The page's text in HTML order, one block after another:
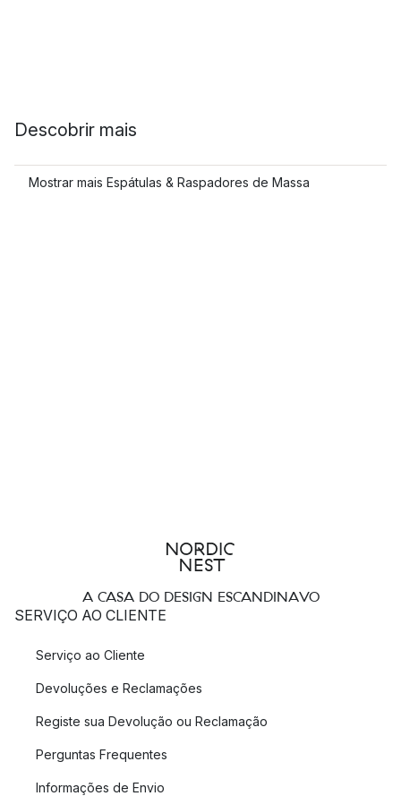
Descobrir mais
Mostrar mais Espátulas & Raspadores de Massa
A CASA DO DESIGN ESCANDINAVO
SERVIÇO AO CLIENTE
Serviço ao Cliente
Devoluções e Reclamações
Registe sua Devolução ou Reclamação
Perguntas Frequentes
Informações de Envio